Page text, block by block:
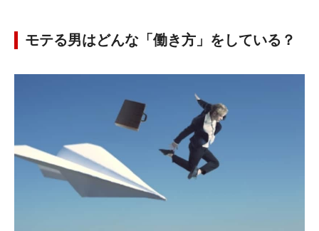
モテる男はどんな「働き方」をしている？